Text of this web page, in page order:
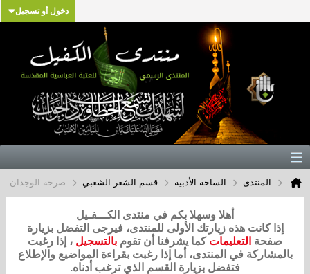
دخول أو تسجيل
المنتدى الساحة الأدبية قسم الشعر الشعبي صرخة الوجدان
أهلا وسهلا بكم في منتدى الكـــفـيل
إذا كانت هذه زيارتك الأولى للمنتدى، فيرجى التفضل بزيارة
صفحة التعليمات كما يشرفنا أن تقوم بالتسجيل ، إذا رغبت
بالمشاركة في المنتدى، أما إذا رغبت بقراءة المواضيع والإطلاع
فتفضل بزيارة القسم الذي ترغب أدناه.